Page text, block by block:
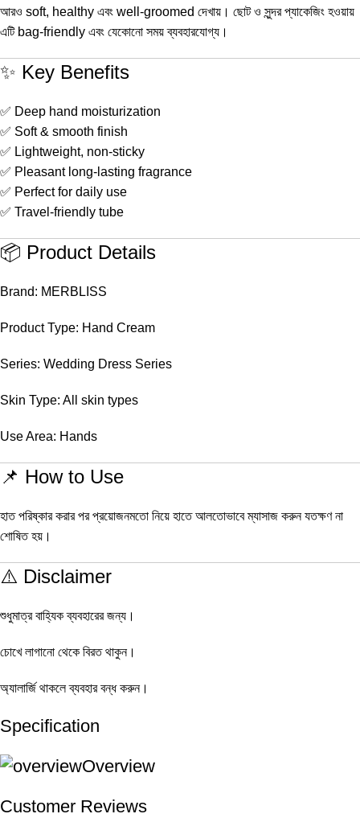
আরও soft, healthy এবং well-groomed দেখায়। ছোট ও সুন্দর প্যাকেজিং হওয়ায়
এটি bag-friendly এবং যেকোনো সময় ব্যবহারযোগ্য।
✨ Key Benefits
✅ Deep hand moisturization
✅ Soft & smooth finish
✅ Lightweight, non-sticky
✅ Pleasant long-lasting fragrance
✅ Perfect for daily use
✅ Travel-friendly tube
📦 Product Details
Brand: MERBLISS
Product Type: Hand Cream
Series: Wedding Dress Series
Skin Type: All skin types
Use Area: Hands
📌 How to Use
হাত পরিষ্কার করার পর প্রয়োজনমতো নিয়ে হাতে আলতোভাবে ম্যাসাজ করুন যতক্ষণ না
শোষিত হয়।
⚠️ Disclaimer
শুধুমাত্র বাহ্যিক ব্যবহারের জন্য।
চোখে লাগানো থেকে বিরত থাকুন।
অ্যালার্জি থাকলে ব্যবহার বন্ধ করুন।
Specification
Overview
Customer Reviews